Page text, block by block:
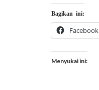
Bagikan ini:
Facebook
Menyukai ini: